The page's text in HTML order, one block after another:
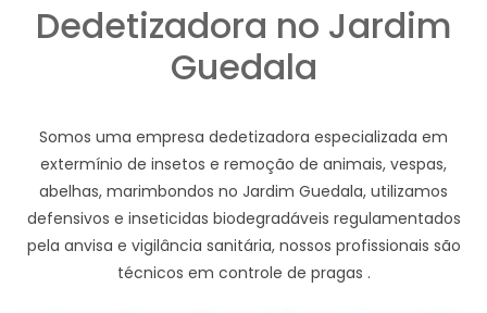
Dedetizadora no Jardim
Guedala
Somos uma empresa dedetizadora especializada em
extermínio de insetos e remoção de animais, vespas,
abelhas, marimbondos no Jardim Guedala, utilizamos
defensivos e inseticidas biodegradáveis regulamentados
pela anvisa e vigilância sanitária, nossos profissionais são
técnicos em controle de pragas .